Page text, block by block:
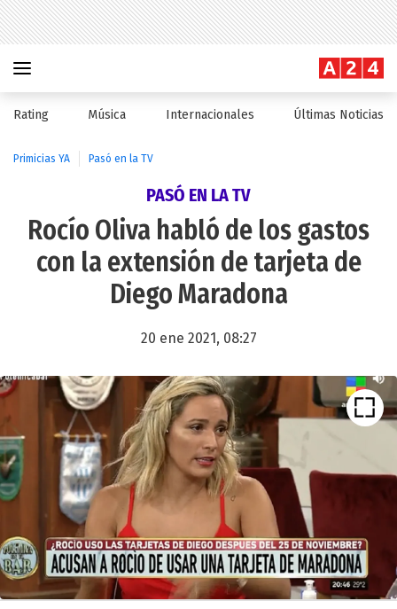
Rating Música Internacionales Últimas Noticias
Primicias YA Pasó en la TV
PASÓ EN LA TV
Rocío Oliva habló de los gastos
con la extensión de tarjeta de
Diego Maradona
20 ene 2021, 08:27